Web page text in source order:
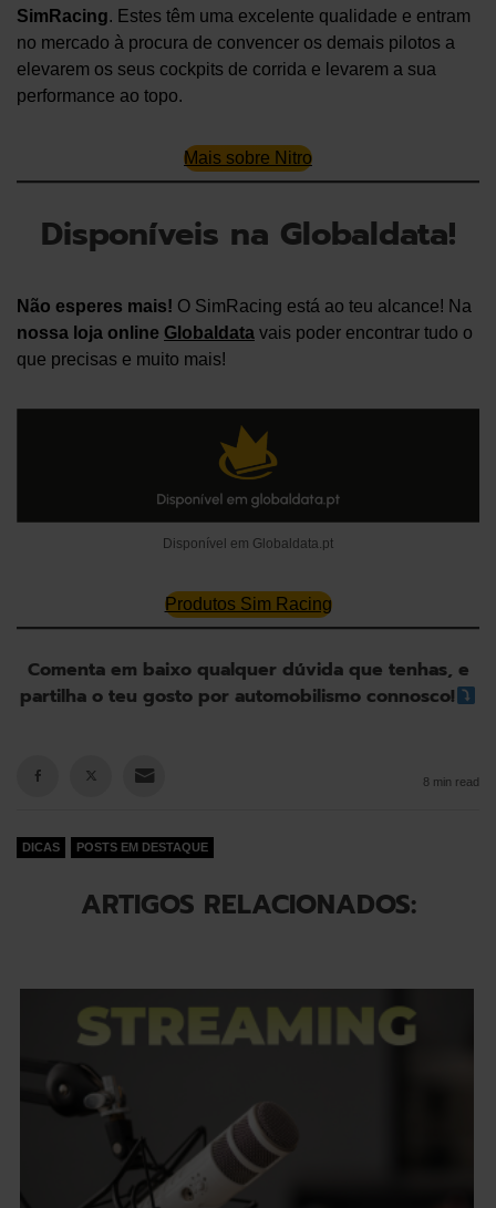
SimRacing. Estes têm uma excelente qualidade e entram
no mercado à procura de convencer os demais pilotos a
elevarem os seus cockpits de corrida e levarem a sua
performance ao topo.
Mais sobre Nitro
Disponíveis na Globaldata!
Não esperes mais! O SimRacing está ao teu alcance! Na
nossa loja online Globaldata vais poder encontrar tudo o
que precisas e muito mais!
Disponível em Globaldata.pt
Produtos Sim Racing
Comenta em baixo qualquer dúvida que tenhas, e
partilha o teu gosto por automobilismo connosco!
8 min read
DICAS POSTS EM DESTAQUE
ARTIGOS RELACIONADOS: